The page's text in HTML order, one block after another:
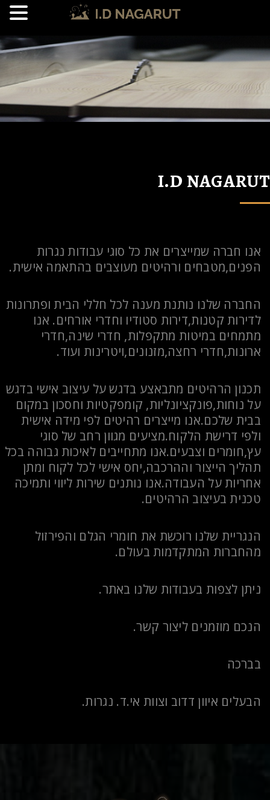
I.D NAGARUT
אנו חברה שמייצרים את כל סוגי עבודות נגרות
הפנים,מטבחים ורהיטים מעוצבים בהתאמה אישית.
החברה שלנו נותנת מענה לכל חללי הבית ופתרונות
לדירות קטנות,דירות סטודיו וחדרי אורחים. אנו
מתמחים במיטות מתקפלות, חדרי שינה,חדרי
ארונות,חדרי רחצה,מזנונים,ויטרינות ועוד.
תכנון הרהיטים מתבאצע בדגש על עיצוב אישי בדגש
על נוחות,פונקציונליות, קומפקטיות וחסכון במקום
בבית שלכם.אנו מייצרים רהיטים לפי מידה אישית
ולפי דרישת הלקוח.מציעים מגוון רחב של סוגי
עץ,חומרים וצבעים.אנו מתחייבים לאיכות גבוהה בכל
תהליך הייצור וההרכבה,יחס אישי לכל לקוח ומתן
אחריות על העבודה.אנו נותנים שירות ליווי ותמיכה
טכנית בעיצוב הרהיטים.
הנגריית שלנו רוכשת את חומרי הגלם והפירזול
מהחברות המתקדמות בעולם.
ניתן לצפות בעבודות שלנו באתר.
הנכם מוזמנים ליצור קשר.
בברכה
הבעלים איוון דדוב וצוות אי.ד. נגרות.